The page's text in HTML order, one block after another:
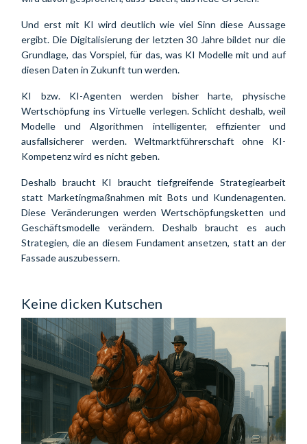
Und erst mit KI wird deutlich wie viel Sinn diese Aussage
ergibt. Die Digitalisierung der letzten 30 Jahre bildet nur die
Grundlage, das Vorspiel, für das, was KI Modelle mit und auf
diesen Daten in Zukunft tun werden.
KI bzw. KI-Agenten werden bisher harte, physische
Wertschöpfung ins Virtuelle verlegen. Schlicht deshalb, weil
Modelle und Algorithmen intelligenter, effizienter und
ausfallsicherer werden. Weltmarktführerschaft ohne KI-
Kompetenz wird es nicht geben.
Deshalb braucht KI braucht tiefgreifende Strategiearbeit
statt Marketingmaßnahmen mit Bots und Kundenagenten.
Diese Veränderungen werden Wertschöpfungsketten und
Geschäftsmodelle verändern. Deshalb braucht es auch
Strategien, die an diesem Fundament ansetzen, statt an der
Fassade auszubessern.
Keine dicken Kutschen